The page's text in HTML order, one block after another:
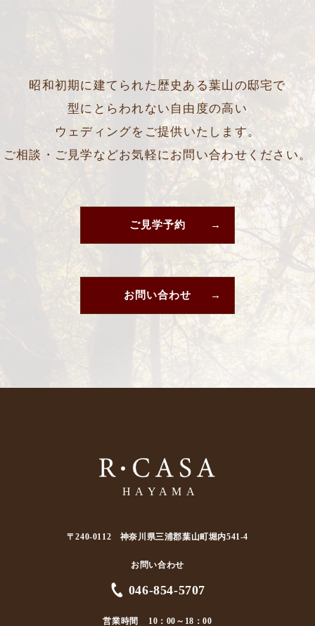
昭和初期に建てられた歴史ある葉山の邸宅で
型にとらわれない自由度の高い
ウェディングをご提供いたします。
ご相談・ご見学などお気軽にお問い合わせください。
ご見学予約
お問い合わせ
〒240-0112 神奈川県三浦郡葉山町堀内541-4
お問い合わせ
046-854-5707
営業時間 10：00～18：00